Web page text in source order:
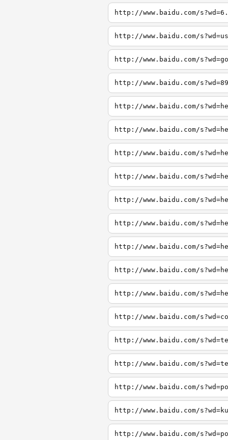
http://www.baidu.com/
http://www.baidu.com/
http://www.baidu.com/
http://www.baidu.com/
http://www.baidu.com/
http://www.baidu.com/
http://www.baidu.com/
http://www.baidu.com/
http://www.baidu.com/
http://www.baidu.com/
http://www.baidu.com/
http://www.baidu.com/
http://www.baidu.com/
http://www.baidu.com/
http://www.baidu.com/
http://www.baidu.com/
http://www.baidu.com/
http://www.baidu.com/
http://www.baidu.com/